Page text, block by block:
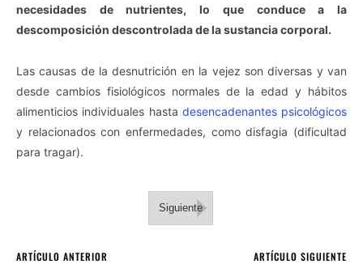
necesidades de nutrientes, lo que conduce a la
descomposición descontrolada de la sustancia corporal.
Las causas de la desnutrición en la vejez son diversas y van
desde cambios fisiológicos normales de la edad y hábitos
alimenticios individuales hasta desencadenantes psicológicos
y relacionados con enfermedades, como disfagia (dificultad
para tragar).
Siguiente
ARTÍCULO ANTERIOR ARTÍCULO SIGUIENTE